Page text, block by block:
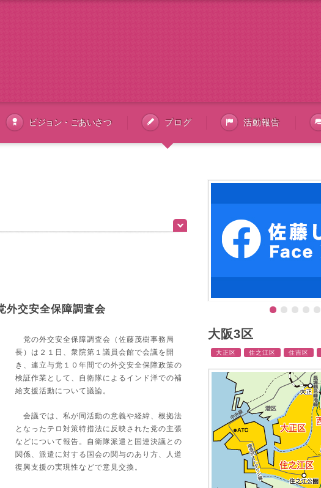
ビジョン・ごあいさつ ブログ 活動報告
交安全保障調査会
党の外交安全保障調査会（佐藤茂樹事務局
長）は２１日、衆院第１議員会館で会議を開
き、連立与党１０年間での外交安全保障政策の
検証作業として、自衛隊によるインド洋での補
給支援活動について議論。
会議では、私が同活動の意義や経緯、根拠法
となったテロ対策特措法に反映された党の主張
などについて報告。自衛隊派遣と国連決議との
関係、派遣に対する国会の関与のあり方、人道
復興支援の実現性などで意見交換。
大阪3区
大正区 住之江区 住吉区